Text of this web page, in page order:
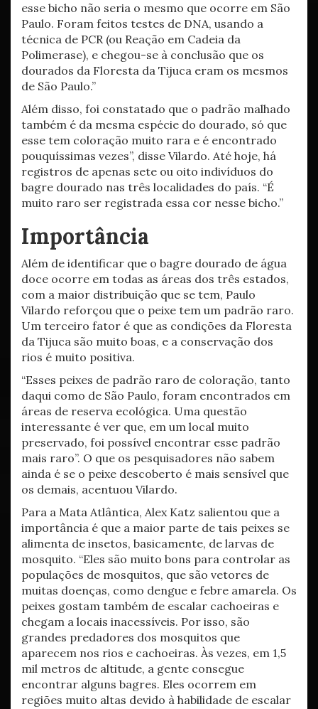
esse bicho não seria o mesmo que ocorre em São
Paulo. Foram feitos testes de DNA, usando a
técnica de PCR (ou Reação em Cadeia da
Polimerase), e chegou-se à conclusão que os
dourados da Floresta da Tijuca eram os mesmos
de São Paulo.”
Além disso, foi constatado que o padrão malhado
também é da mesma espécie do dourado, só que
esse tem coloração muito rara e é encontrado
pouquíssimas vezes”, disse Vilardo. Até hoje, há
registros de apenas sete ou oito indivíduos do
bagre dourado nas três localidades do país. “É
muito raro ser registrada essa cor nesse bicho.”
Importância
Além de identificar que o bagre dourado de água
doce ocorre em todas as áreas dos três estados,
com a maior distribuição que se tem, Paulo
Vilardo reforçou que o peixe tem um padrão raro.
Um terceiro fator é que as condições da Floresta
da Tijuca são muito boas, e a conservação dos
rios é muito positiva.
“Esses peixes de padrão raro de coloração, tanto
daqui como de São Paulo, foram encontrados em
áreas de reserva ecológica. Uma questão
interessante é ver que, em um local muito
preservado, foi possível encontrar esse padrão
mais raro”. O que os pesquisadores não sabem
ainda é se o peixe descoberto é mais sensível que
os demais, acentuou Vilardo.
Para a Mata Atlântica, Alex Katz salientou que a
importância é que a maior parte de tais peixes se
alimenta de insetos, basicamente, de larvas de
mosquito. “Eles são muito bons para controlar as
populações de mosquitos, que são vetores de
muitas doenças, como dengue e febre amarela. Os
peixes gostam também de escalar cachoeiras e
chegam a locais inacessíveis. Por isso, são
grandes predadores dos mosquitos que
aparecem nos rios e cachoeiras. Às vezes, em 1,5
mil metros de altitude, a gente consegue
encontrar alguns bagres. Eles ocorrem em
regiões muito altas devido à habilidade de escalar